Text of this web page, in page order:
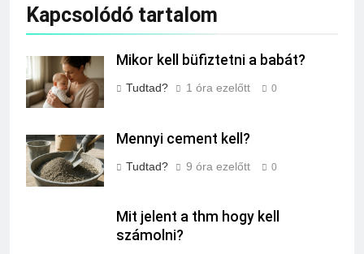
Kapcsolódó tartalom
Mikor kell büfiztetni a babát?
Tudtad? 1 óra ezelőtt 0
Mennyi cement kell?
Tudtad? 9 óra ezelőtt 0
Mit jelent a thm hogy kell
számolni?